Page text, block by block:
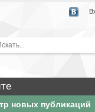
новых публикаций